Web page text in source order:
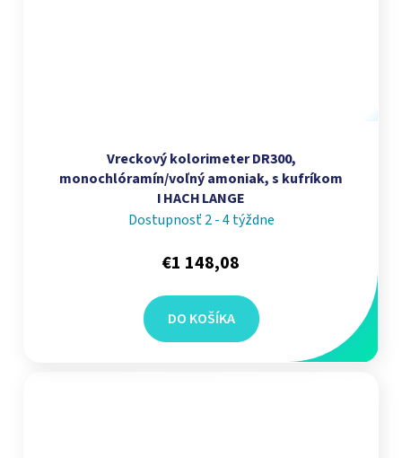
Vreckový kolorimeter DR300,
monochlóramín/voľný amoniak, s kufríkom
I HACH LANGE
Dostupnosť 2 - 4 týždne
€1 148,08
DO KOŠÍKA